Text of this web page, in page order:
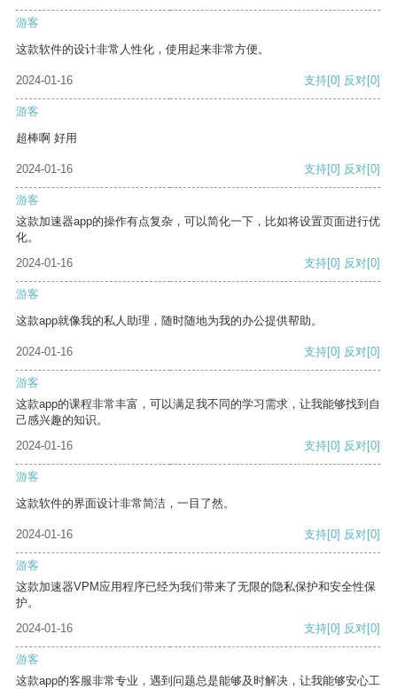
游客
这款软件的设计非常人性化，使用起来非常方便。
2024-01-16 支持[0] 反对[0]
游客
超棒啊 好用
2024-01-16 支持[0] 反对[0]
游客
这款加速器app的操作有点复杂，可以简化一下，比如将设置页面进行优
化。
2024-01-16
支持[0] 反对[0]
游客
这款app就像我的私人助理，随时随地为我的办公提供帮助。
2024-01-16 支持[0] 反对[0]
游客
这款app的课程非常丰富，可以满足我不同的学习需求，让我能够找到自
己感兴趣的知识。
2024-01-16
支持[0] 反对[0]
游客
这款软件的界面设计非常简洁，一目了然。
2024-01-16 支持[0] 反对[0]
游客
这款加速器VPM应用程序已经为我们带来了无限的隐私保护和安全性保
护。
2024-01-16
支持[0] 反对[0]
游客
这款app的客服非常专业，遇到问题总是能够及时解决，让我能够安心工